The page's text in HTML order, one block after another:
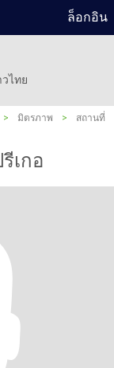
ล็อกอิน
ไทย
> มิตรภาพ >
สถานที่
เกอ